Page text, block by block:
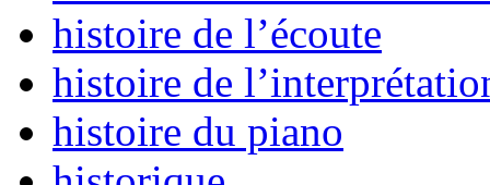
histoire de l’écoute
histoire de
histoire du piano